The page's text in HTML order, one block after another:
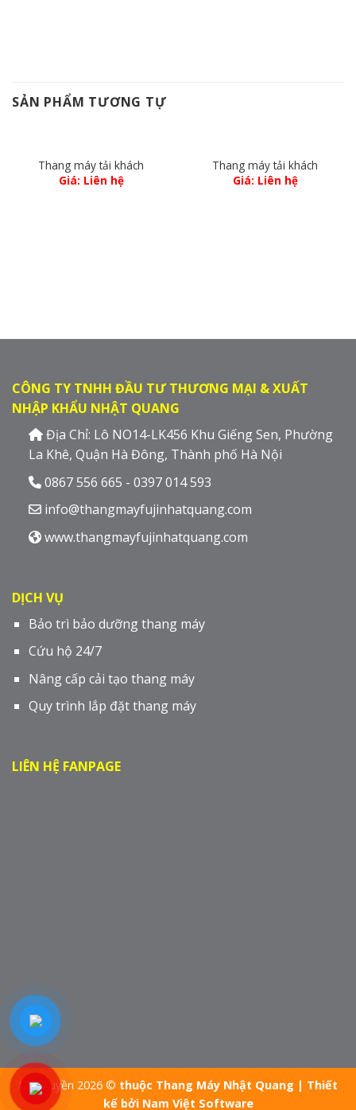
SẢN PHẨM TƯƠNG TỰ
Thang máy tải khách
Giá: Liên hệ
Thang máy tải khách
Giá: Liên hệ
CÔNG TY TNHH ĐẦU TƯ THƯƠNG MẠI & XUẤT
NHẬP KHẨU NHẬT QUANG
Địa Chỉ: Lô NO14-LK456 Khu Giếng Sen, Phường
La Khê, Quận Hà Đông, Thành phố Hà Nội
0867 556 665 - 0397 014 593
info@thangmayfujinhatquang.com
www.thangmayfujinhatquang.com
DỊCH VỤ
Bảo trì bảo dưỡng thang máy
Cứu hộ 24/7
Nâng cấp cải tạo thang máy
Quy trình lắp đặt thang máy
LIÊN HỆ FANPAGE
Bản quyền 2026 © thuộc Thang Máy Nhật Quang | Thiết
kế bởi Nam Việt Software